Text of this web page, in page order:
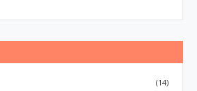
(14)